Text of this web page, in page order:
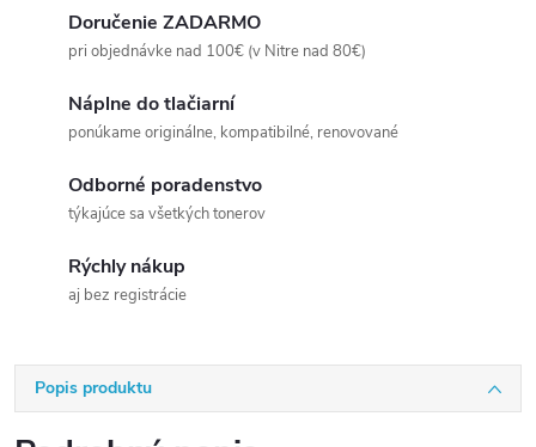
Doručenie ZADARMO
pri objednávke nad 100€ (v Nitre nad 80€)
Náplne do tlačiarní
ponúkame originálne, kompatibilné, renovované
Odborné poradenstvo
týkajúce sa všetkých tonerov
Rýchly nákup
aj bez registrácie
Popis produktu